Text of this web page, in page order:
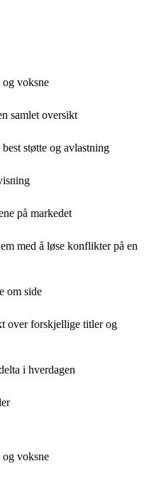
voksne
samlet oversikt
støtte og avlastning
på markedet
med å løse konflikter på en
om side
over forskjellige titler og
i hverdagen
voksne